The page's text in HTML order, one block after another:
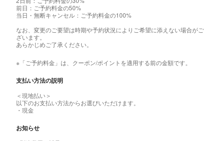
前日：ご予約料金の50%
当日・無断キャンセル：ご予約料金の100%
なお、変更のご要望は時期や予約状況によりご希望に添えない場合がご
ざいます。
あらかじめご了承ください。
※「ご予約料金」は、クーポン/ポイントを適用する前の金額です。
支払い方法の説明
＜現地払い＞
以下のお支払い方法からお選びいただけます。
・現金
お知らせ